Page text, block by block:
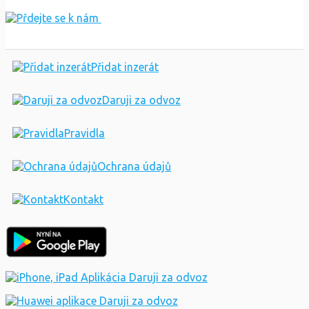
Přidat inzerát
Daruji za odvoz
Pravidla
Ochrana údajů
Kontakt